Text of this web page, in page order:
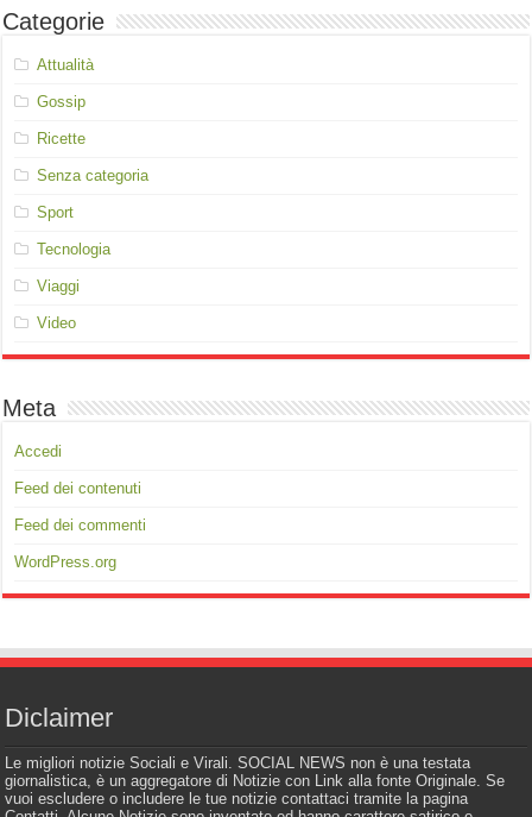
Categorie
Attualità
Gossip
Ricette
Senza categoria
Sport
Tecnologia
Viaggi
Video
Meta
Accedi
Feed dei contenuti
Feed dei commenti
WordPress.org
Diclaimer
Le migliori notizie Sociali e Virali. SOCIAL NEWS non è una testata
giornalistica, è un aggregatore di Notizie con Link alla fonte Originale. Se
vuoi escludere o includere le tue notizie contattaci tramite la pagina